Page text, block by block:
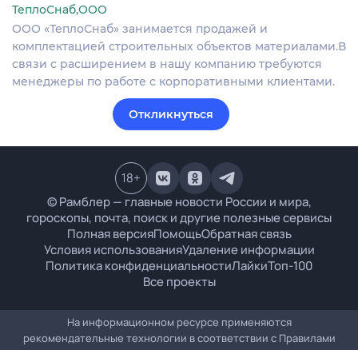
ТеплоСнаб,ООО
ООО «ТеплоСнаб» занимается продажей и
комплектацией строительных объектов материалами.В
связи с расширением в нашу компанию требуются
менеджеры по работе с корпоративными клиентами.
Откликнуться
© Рамблер — главные новости России и мира,
гороскопы, почта, поиск и другие полезные сервисы
Полная версияПомощьОбратная связь
Условия использованияУдаление информации
Политика конфиденциальностиЛайкиТоп-100
Все проекты
18+
На информационном ресурсе применяются
рекомендательные технологии в соответствии с Правилами